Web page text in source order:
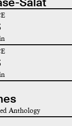
Anthology